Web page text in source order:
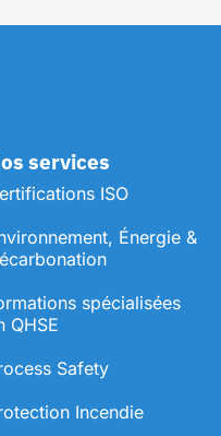
services
ISO
Énergie &
spécialisées
QHSE
Safety
Incendie